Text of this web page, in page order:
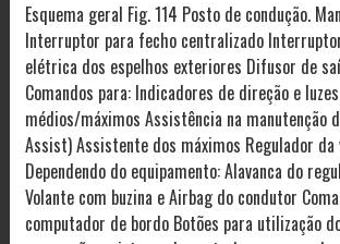
Esquema geral Fig. 114 Posto de condução.
Interruptor para fecho centralizado
elétrica dos espelhos exteriores Difusor de
Comandos para: Indicadores de direção e
médios/máximos Assistência na manutenção
Assist) Assistente dos máximos Regulador da
Dependendo do equipamento: Alavanca do
Volante com buzina e Airbag do condutor
computador de bordo Botões para utilização